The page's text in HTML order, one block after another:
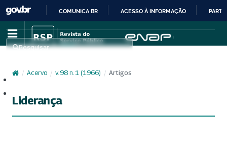
IR
PARA
CONTEÚDO
COMUNICA BR ACESSO À INFORMAÇÃO
Pesquisar
/ Acervo / v. 98 n. 1 (1966) / Artigos
Liderança